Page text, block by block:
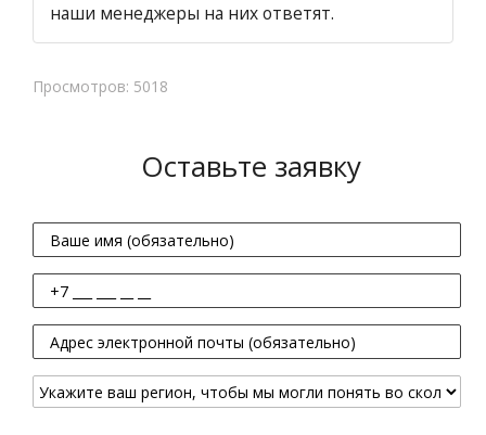
наши менеджеры на них ответят.
Просмотров: 5018
Оставьте заявку